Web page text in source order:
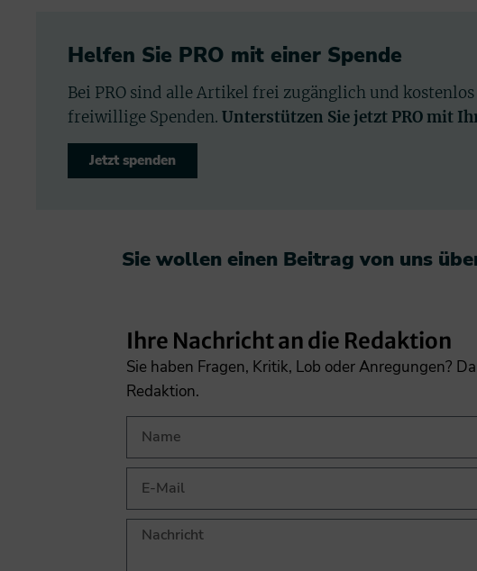
Helfen Sie PRO mit einer Spende
Bei PRO sind alle Artikel frei zugänglich und
freiwillige Spenden. Unterstützen Sie jetzt PRO mit
Jetzt spenden
Sie wollen einen Beitrag von uns
Ihre Nachricht an die Redaktion
Sie haben Fragen, Kritik, Lob oder Anregungen?
Redaktion.